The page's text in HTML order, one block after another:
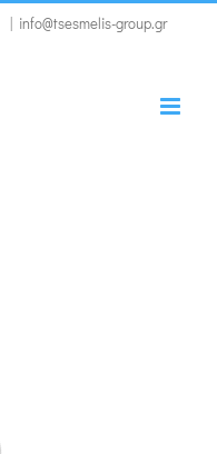
| info@tsesmelis-group.gr